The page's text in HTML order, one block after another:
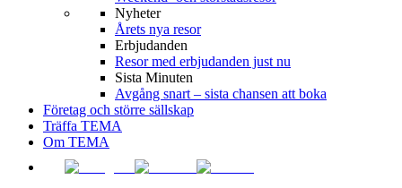
Nyheter
Årets nya resor
Erbjudanden
Resor med erbjudanden just nu
Sista Minuten
Avgång snart – sista chansen att boka
Företag och större sällskap
Träffa TEMA
Om TEMA